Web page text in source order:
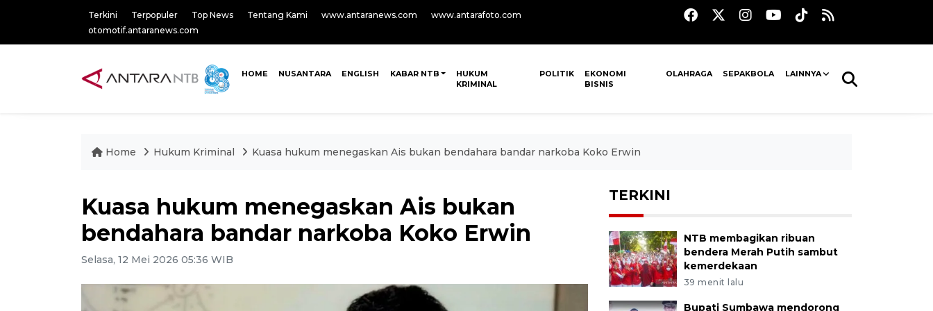
Terkini Terpopuler Top News Tentang Kami www.antaranews.com
www.antarafoto.com
otomotif.antaranews.com
HOME NUSANTARA ENGLISH KABAR NTB
HUKUM
KRIMINAL
POLITIK
EKONOMI
BISNIS
OLAHRAGA SEPAKBOLA LAINNYA
Home Hukum Kriminal Kuasa hukum menegaskan Ais bukan bendahara bandar narkoba Koko Erwin
Kuasa hukum menegaskan Ais bukan
bendahara bandar narkoba Koko Erwin
Selasa, 12 Mei 2026 05:36 WIB
TERKINI
NTB membagikan ribuan
bendera Merah Putih sambut
kemerdekaan
39 menit lalu
Bupati Sumbawa mendorong